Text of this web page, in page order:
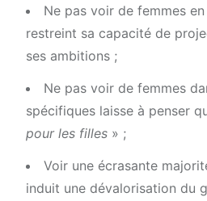
Ne pas voir de femmes
restreint sa capacité de
ses ambitions ;
Ne pas voir de femmes
spécifiques laisse à penser
pour les filles » ;
Voir une écrasante
induit une dévalorisation du